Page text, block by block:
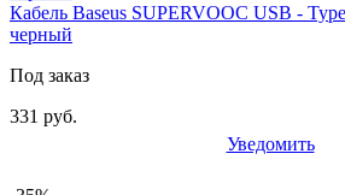
Кабель Baseus SUPERVOOC USB -
черный
Под заказ
331 руб.
Уведомить